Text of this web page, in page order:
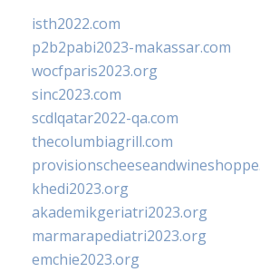
isth2022.com
p2b2pabi2023-makassar.com
wocfparis2023.org
sinc2023.com
scdlqatar2022-qa.com
thecolumbiagrill.com
khedi2023.org
akademikgeriatri2023.org
marmarapediatri2023.org
emchie2023.org